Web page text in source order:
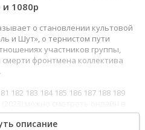
1080p
о становлении культовой
и Шут», о тернистом пути
участников группы,
фронтмена коллектива
182 183 184 185 186 187 188 189
4к, хороший звук полностью на
описание